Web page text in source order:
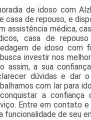
de idoso com
casa de repouso, e
assistência médica,
casa de
de idoso com
investir nos
assim, a sua
dúvidas e dar
com lar para
a
Entre em contato
funcionalidade de seu